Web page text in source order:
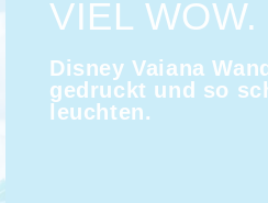
VIEL WOW.
Disney Vaiana
gedruckt und so
leuchten.